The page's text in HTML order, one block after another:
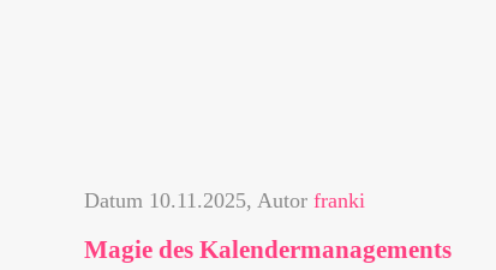
Datum 10.11.2025, Autor franki
Magie des Kalendermanagements